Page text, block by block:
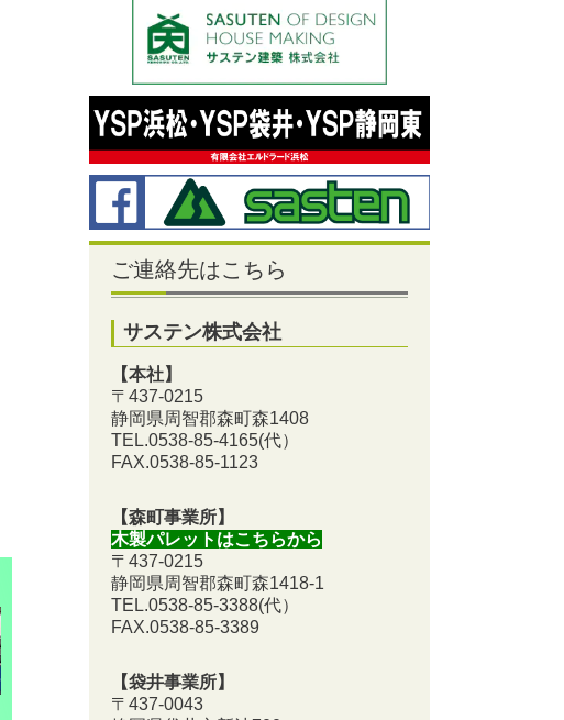
ご連絡先はこちら
サステン株式会社
【本社】
〒437-0215
静岡県周智郡森町森1408
TEL.0538-85-4165(代）
FAX.0538-85-1123
【森町事業所】
木製パレットはこちらから
〒437-0215
静岡県周智郡森町森1418-1
TEL.0538-85-3388(代）
FAX.0538-85-3389
【袋井事業所】
〒437-0043